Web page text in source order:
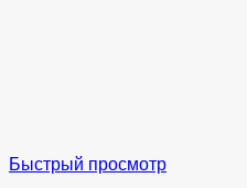
Быстрый просмотр